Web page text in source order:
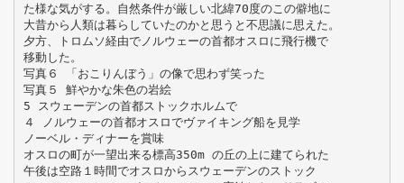
た様な気がする。自然条件が厳しい北緯70度のこの僻地に
大昔から人類は暮らしていたのかと思うと不思議に思えた。
夕方、トロムソ経由でノルウェーの首都オスロに飛行機で
移動した。
写真６ 「おこりんぼう」の像で思わず笑った
写真５ 鮮やかな朱色の岩絵
5 スウェーデンの首都ストックホルムで
４ ノルウェーの首都オスロでヴァイキング船を見学
ノーベル・ディナーを賞味
オスロの町が一望出来る標高350m の丘の上に建てられた
午後は空路１時間でオスロからスウェーデンのストック